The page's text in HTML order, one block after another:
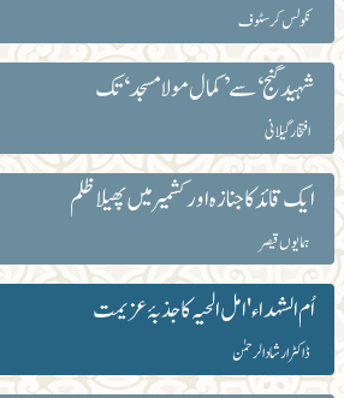
نکولس کرسٹوف
شہید گنج‘ سے ’کمال مولا مسجد‘ تک
افتخار گیلانی
ایک قائد کا جنازہ اور کشمیر میں پھیلا ظلم
ہمایوں قیصر
اُم الشہداء 'امل الحیہ کا جذبۂ عزیمت
ڈاکٹر ارشاد الرحمٰن